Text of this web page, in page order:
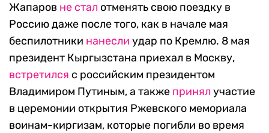
Жапаров не стал отменять свою поездку в
Россию даже после того, как в начале мая
беспилотники нанесли удар по Кремлю. 8 мая
президент Кыргызстана приехал в Москву,
встретился с российским президентом
Владимиром Путиным, а также принял участие
в церемонии открытия Ржевского мемориала
воинам-киргизам, которые погибли во время